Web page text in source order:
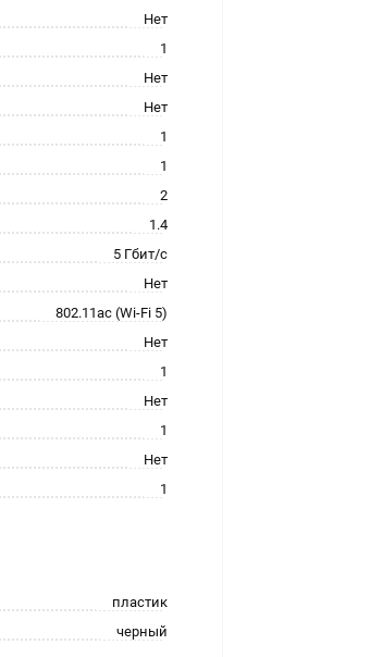
Нет
1
Нет
Нет
1
1
2
1.4
5 Гбит/с
Нет
802.11ac (Wi-Fi 5)
Нет
1
Нет
1
Нет
1
пластик
черный